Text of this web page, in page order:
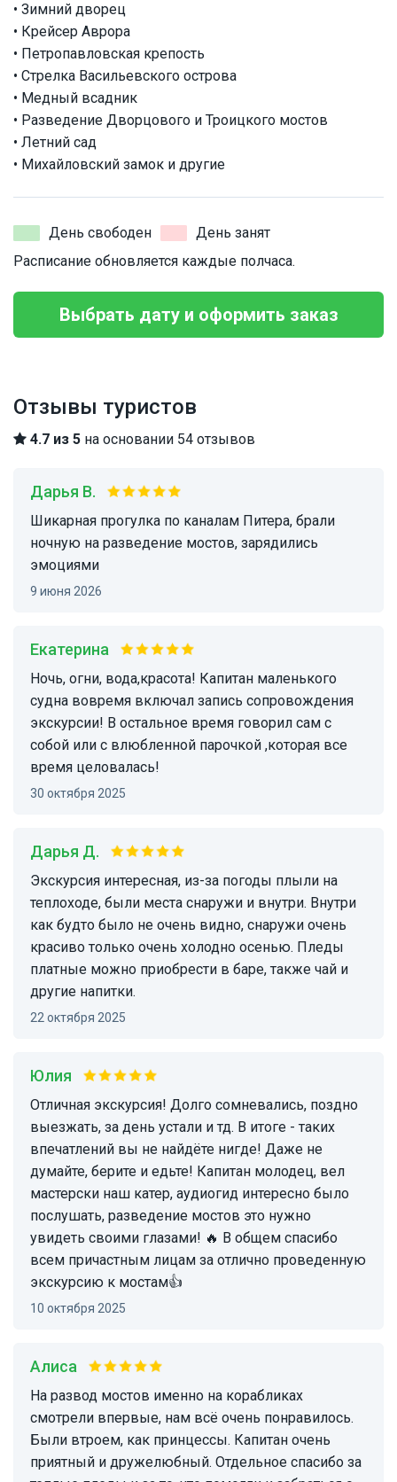
• Зимний дворец
• Крейсер Аврора
• Петропавловская крепость
• Стрелка Васильевского острова
• Медный всадник
• Разведение Дворцового и Троицкого мостов
• Летний сад
• Михайловский замок и другие
День свободен
День занят
Расписание обновляется каждые полчаса.
Выбрать дату и оформить заказ
Отзывы туристов
4.7 из 5 на основании 54 отзывов
Дарья В.
Шикарная прогулка по каналам Питера, брали
ночную на разведение мостов, зарядились
эмоциями
9 июня 2026
Екатерина
Ночь, огни, вода,красота! Капитан маленького
судна вовремя включал запись сопровождения
экскурсии! В остальное время говорил сам с
собой или с влюбленной парочкой ,которая все
время целовалась!
30 октября 2025
Дарья Д.
Экскурсия интересная, из-за погоды плыли на
теплоходе, были места снаружи и внутри. Внутри
как будто было не очень видно, снаружи очень
красиво только очень холодно осенью. Пледы
платные можно приобрести в баре, также чай и
другие напитки.
22 октября 2025
Юлия
Отличная экскурсия! Долго сомневались, поздно
выезжать, за день устали и тд. В итоге - таких
впечатлений вы не найдёте нигде! Даже не
думайте, берите и едьте! Капитан молодец, вел
мастерски наш катер, аудиогид интересно было
послушать, разведение мостов это нужно
увидеть своими глазами! 🔥 В общем спасибо
всем причастным лицам за отлично проведенную
экскурсию к мостам👍
10 октября 2025
Алиса
На развод мостов именно на корабликах
смотрели впервые, нам всё очень понравилось.
Были втроем, как принцессы. Капитан очень
приятный и дружелюбный. Отдельное спасибо за